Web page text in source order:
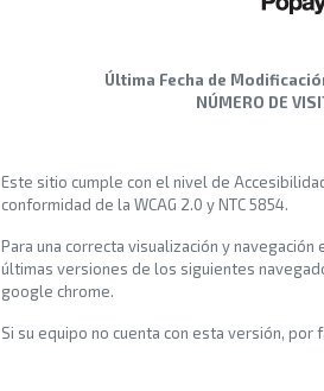
Última Fecha de
NÚMERO DE
Este sitio cumple con el nivel de
conformidad de la WCAG 2.0 y NTC 5854.
Para una correcta visualización y
últimas versiones de los siguientes
google chrome.
Si su equipo no cuenta con esta versión, por